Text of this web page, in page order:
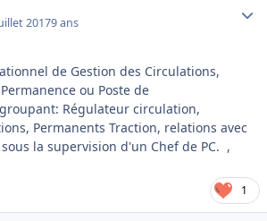
20179 ans
de Gestion des Circulations,
ou Poste de
Régulateur circulation,
Permanents Traction, relations avec
sous la supervision d'un Chef de PC. ,
1